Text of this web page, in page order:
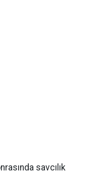
savcılık